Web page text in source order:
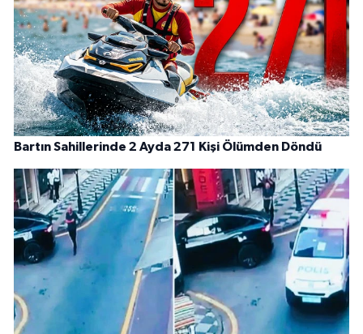
Bartın Sahillerinde 2 Ayda 271 Kişi Ölümden Döndü